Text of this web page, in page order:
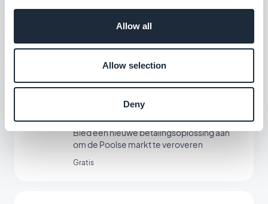
Allow all
Allow selection
Deny
om de Oostenrijkse markt te veroveren
Bied een nieuwe betalingsoplossing aan
om de Poolse markt te veroveren
Gratis